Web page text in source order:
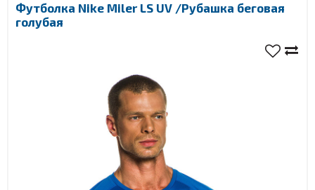
Футболка Nike Miler LS UV /Рубашка беговая
голубая